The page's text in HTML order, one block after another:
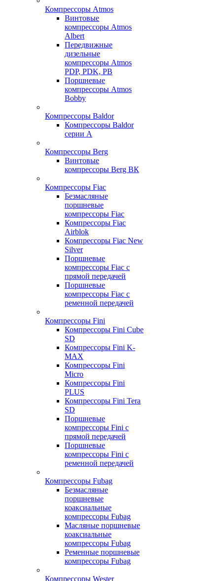
Компрессоры Atmos
Винтовые
компрессоры Atmos
Albert
Передвижные
дизельные
компрессоры Atmos
PDP, PDK, PB
Поршневые
компрессоры Atmos
Bobby
Компрессоры Baldor
Компрессоры Baldor
серии A
Компрессоры Berg
Винтовые
компрессоры Berg ВК
Компрессоры Fiac
Безмасляные
поршневые
компрессоры Fiac
Компрессоры Fiac
Airblok
Компрессоры Fiac New
Silver
Поршневые
компрессоры Fiac с
прямой передачей
Поршневые
компрессоры Fiac с
ременной передачей
Компрессоры Fini
Компрессоры Fini Cube
SD
Компрессоры Fini K-
MAX
Компрессоры Fini
Micro
Компрессоры Fini
PLUS
Компрессоры Fini Tera
SD
Поршневые
компрессоры Fini с
прямой передачей
Поршневые
компрессоры Fini с
ременной передачей
Компрессоры Fubag
Безмасляные
поршневые
коаксиальные
компрессоры Fubag
Масляные поршневые
коаксиальные
компрессоры Fubag
Ременные поршневые
компрессоры Fubag
Компрессоры Wester